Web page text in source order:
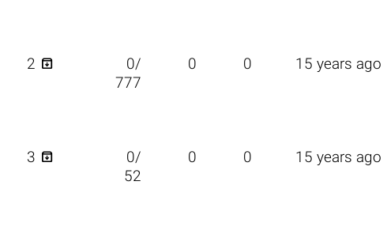
2 
0/
777
0 0 15 years ago
3 
0/
52
0 0 15 years ago